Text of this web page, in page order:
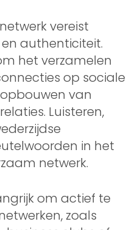
vereist
authenticiteit.
het verzamelen
op sociale
van
Luisteren,
in het
netwerk.
om actief te
zoals